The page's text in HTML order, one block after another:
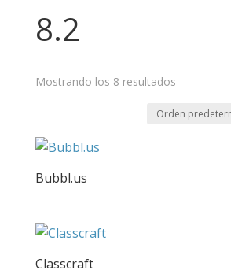
8.2
Mostrando los 8 resultados
Bubbl.us
Classcraft